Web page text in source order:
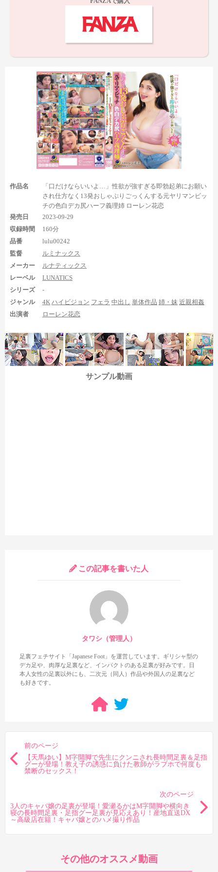
5シーン目はまず、1:52:07の女の子座りで左足の足裏が2分半
そして作品終了直前の2:39:11から、 横座りの両足の足裏全体が
50秒弱登場と、最後まで気を抜けません。 しかも足裏の見え具合
もこれまでの足裏シーンの中でもトップクラスだったり、素っ裸
の足裏というのも人によってはたまらんポイントかもしれませ
ん。
といった感じで、新しくできた弟とエッチなことしてしまうロ
作品名
「口だけならいいよ…」性欲が強すぎる即勃起弟にお願い
され仕方なく13発おしゃぶりごっくんする元ヤリマンビッ
チの色白デカ尻ハーフ義理姉 ローレン花恋
発売日
2023-09-29
収録時間
160分
品番
lulu00242
監督
ルミナックス
メーカー
ルナティックス
レーベル
LUNATICS
シリーズ
-
ジャンル
4K ハイビジョン フェラ 中出し 単体作品 姉・妹 近親相姦
出演者
ローレン花恋
サンプル動画
この記事を書いた人
タワシ（管理人）
足裏フェチサイト「Japanese Foot」を運営しています。ギリシャ型の
デカ足や、肉厚な足裏など、インパクトのある足裏が好みです。日
本人女性の足裏以外にも、二次元（同人）作品や外国人の足裏など
も好きです。
前のページ
【天馬ゆい】M字開脚で先生にクンニされ長時間足裏＆足指
グーが登場！教え子の誘惑に負けた教師がラブホで何度も
禁断のセックス！
次のページ
3人のキャバ嬢の足裏が登場！愛瀬るかはM字開脚や横向き
寝の長時間足裏・足指グー足裏が見応えあり！産地直送DX
～高級店在籍！キャバ嬢とのハメ撮り作品
その他のオススメ動画